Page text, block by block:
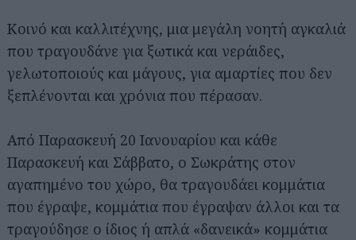
Κοινό και καλλιτέχνης, μια μεγάλη νοητή αγκαλιά
που τραγουδάνε για ξωτικά και νεράιδες,
γελωτοποιούς και μάγους, για αμαρτίες που δεν
ξεπλένονται και χρόνια που πέρασαν.
Από Παρασκευή 20 Ιανουαρίου και κάθε
Παρασκευή και Σάββατο, ο Σωκράτης στον
αγαπημένο του χώρο, θα τραγουδάει κομμάτια
που έγραψε, κομμάτια που έγραψαν άλλοι και τα
τραγούδησε ο ίδιος ή απλά «δανεικά» κομμάτια